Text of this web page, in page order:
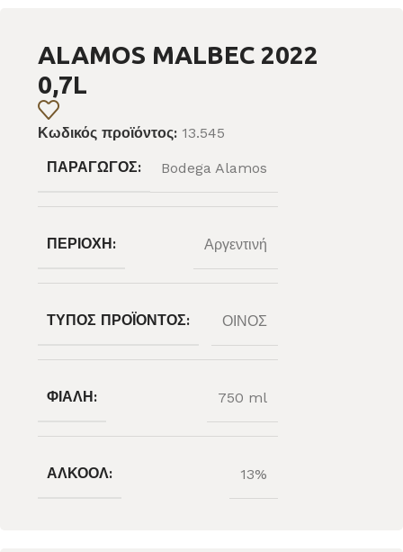
ALAMOS MALBEC 2022
0,7L
Κωδικός προϊόντος: 13.545
ΠΑΡΑΓΩΓΌΣ:
Bodega Alamos
ΠΕΡΙΟΧΉ: Αργεντινή
ΤΎΠΟΣ ΠΡΟΪΌΝΤΟΣ: ΟΙΝΟΣ
ΦΙΆΛΗ: 750 ml
ΑΛΚΟΌΛ: 13%